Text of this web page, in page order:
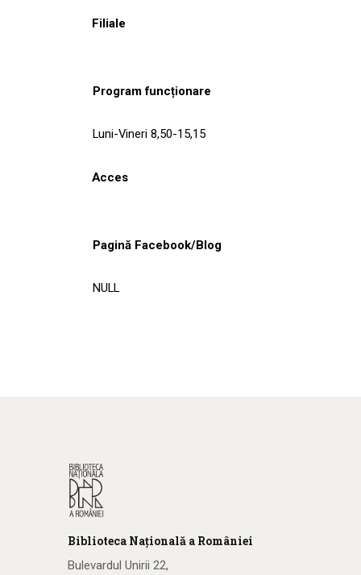
Filiale
Program funcționare
Luni-Vineri 8,50-15,15
Acces
Pagină Facebook/Blog
NULL
Biblioteca Națională a României
Bulevardul Unirii 22,